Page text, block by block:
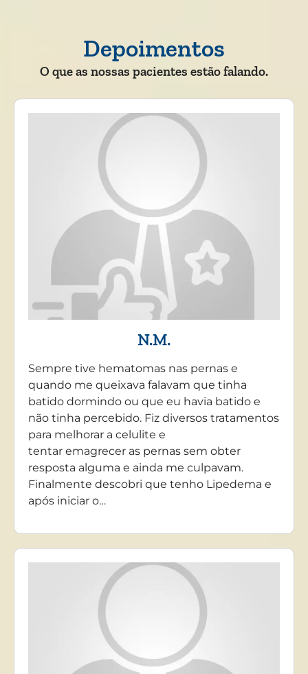
Depoimentos
O que as nossas pacientes estão falando.
N.M.
Sempre tive hematomas nas pernas e
quando me queixava falavam que tinha
batido dormindo ou que eu havia batido e
não tinha percebido. Fiz diversos tratamentos
para melhorar a celulite e
tentar emagrecer as pernas sem obter
resposta alguma e ainda me culpavam.
Finalmente descobri que tenho Lipedema e
após iniciar o…